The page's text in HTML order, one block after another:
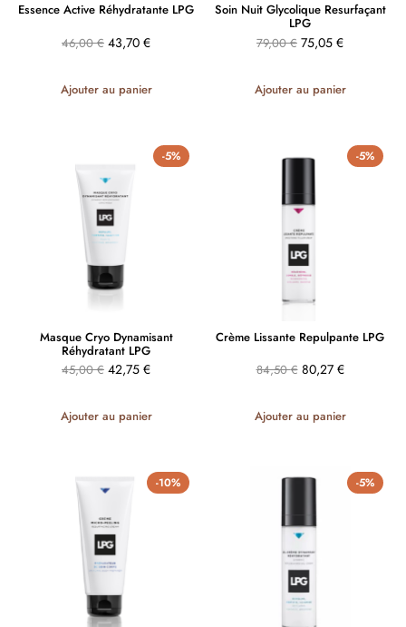
Essence Active Réhydratante LPG
46,00€ 43,70 €
Ajouter au panier
Soin Nuit Glycolique Resurfaçant
LPG
79,00€ 75,05 €
Ajouter au panier
-5%
Masque Cryo Dynamisant
Réhydratant LPG
45,00€ 42,75 €
Ajouter au panier
-5%
Crème Lissante Repulpante LPG
84,50€ 80,27 €
Ajouter au panier
-10% -5%